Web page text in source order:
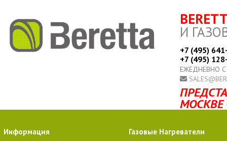
И
+7 (495)
+7 (495)
ЕЖЕДНЕВНО
МОСКВЕ
Информация
Газовые Нагреватели